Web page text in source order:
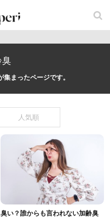
臭
集まったページです。
人気順
臭い？誰からも言われない加齢臭